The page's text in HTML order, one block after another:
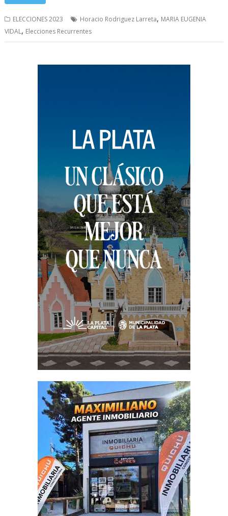
ELECCIONES 2023 Horacio Rodriguez Larreta, MARIA EUGENIA
VIDAL, Elecciones Recurrentes